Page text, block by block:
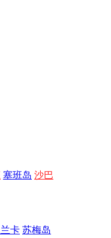
塞班岛 沙巴
卡 苏梅岛